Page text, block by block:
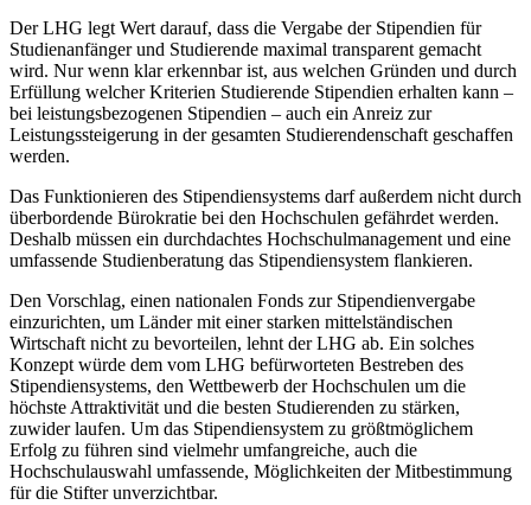
Der LHG legt Wert darauf, dass die Vergabe der Stipendien für
Studienanfänger und Studierende maximal transparent gemacht
wird. Nur wenn klar erkennbar ist, aus welchen Gründen und durch
Erfüllung welcher Kriterien Studierende Stipendien erhalten kann –
bei leistungsbezogenen Stipendien – auch ein Anreiz zur
Leistungssteigerung in der gesamten Studierendenschaft geschaffen
werden.
Das Funktionieren des Stipendiensystems darf außerdem nicht durch
überbordende Bürokratie bei den Hochschulen gefährdet werden.
Deshalb müssen ein durchdachtes Hochschulmanagement und eine
umfassende Studienberatung das Stipendiensystem flankieren.
Den Vorschlag, einen nationalen Fonds zur Stipendienvergabe
einzurichten, um Länder mit einer starken mittelständischen
Wirtschaft nicht zu bevorteilen, lehnt der LHG ab. Ein solches
Konzept würde dem vom LHG befürworteten Bestreben des
Stipendiensystems, den Wettbewerb der Hochschulen um die
höchste Attraktivität und die besten Studierenden zu stärken,
zuwider laufen. Um das Stipendiensystem zu größtmöglichem
Erfolg zu führen sind vielmehr umfangreiche, auch die
Hochschulauswahl umfassende, Möglichkeiten der Mitbestimmung
für die Stifter unverzichtbar.